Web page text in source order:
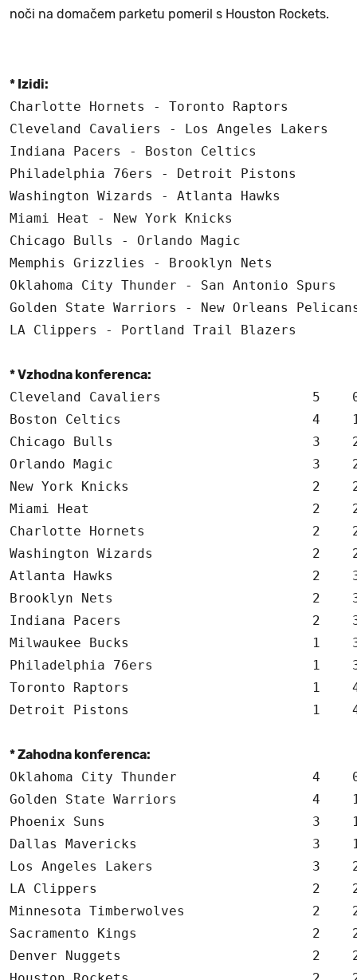
noči na domačem parketu pomeril s Houston Rockets.
* Izidi:
Charlotte Hornets - Toronto Raptors
Cleveland Cavaliers - Los Angeles Lakers
Indiana Pacers - Boston Celtics
Philadelphia 76ers - Detroit Pistons
Washington Wizards - Atlanta Hawks
Miami Heat - New York Knicks
Chicago Bulls - Orlando Magic
Memphis Grizzlies - Brooklyn Nets
Oklahoma City Thunder - San Antonio Spurs
Golden State Warriors - New Orleans
LA Clippers - Portland Trail Blazers
* Vzhodna konferenca:
Cleveland Cavaliers                   5    0
Boston Celtics                        4
Chicago Bulls                         3
Orlando Magic                         3
New York Knicks                       2
Miami Heat                            2    2
Charlotte Hornets                     2
Washington Wizards                    2
Atlanta Hawks                         2
Brooklyn Nets                         2
Indiana Pacers                        2
Milwaukee Bucks                       1
Philadelphia 76ers                    1
Toronto Raptors                       1
Detroit Pistons                       1    4
* Zahodna konferenca:
Oklahoma City Thunder                 4
Golden State Warriors                 4
Phoenix Suns                          3
Dallas Mavericks                      3
Los Angeles Lakers                    3
LA Clippers                           2    2
Minnesota Timberwolves                2
Sacramento Kings                      2
Denver Nuggets                        2